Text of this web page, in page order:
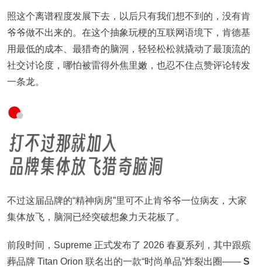
照这个离谱程度发展下去，以后只有我们想不到的，没有肯
爷爷做不出来的。在这个抽象玩梗的互联网语境下，肯德基
用最低的成本、最猎奇的脑洞，轻轻松松就撬动了最顶流的
社交讨论度，哪怕被雷得外焦里嫩，也忍不住点赞评论转发
一条龙。
不过这届品牌的“精神病房”里可不止肯爷爷一位病友，大家
集体放飞，脑洞已经突破想象力天花板了。
前段时间，Supreme 正式发布了 2026 春夏系列，其中跟殡
葬品牌 Titan Orion 联名出的一款“时尚单品”炸裂出圈—— S